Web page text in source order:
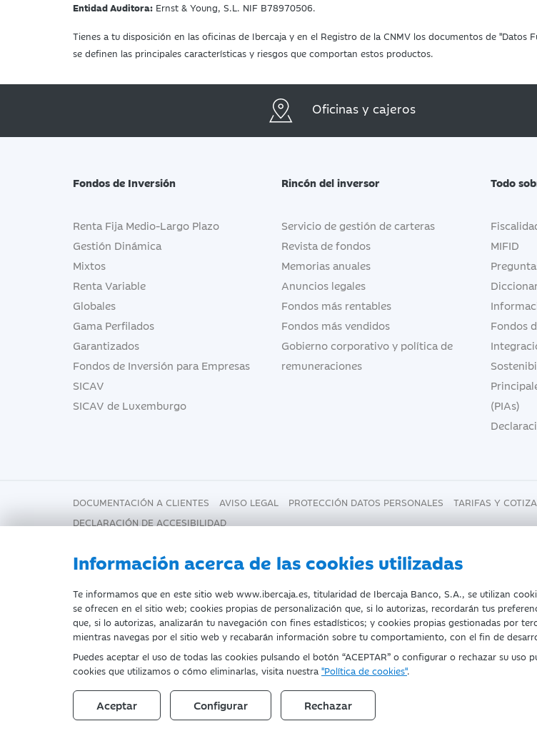
Información acerca de las cookies utilizadas
Te informamos que en este sitio web www.ibercaja.es, titularidad de Ibercaja Banco, S.A., se utilizan
se ofrecen en el sitio web; cookies propias de personalización que, si lo autorizas, recordarán tus
que, si lo autorizas, analizarán tu navegación con fines estadísticos; y cookies propias gestionadas por
mientras navegas por el sitio web y recabarán información sobre tu comportamiento, con el fin de
Puedes aceptar el uso de todas las cookies pulsando el botón “ACEPTAR” o configurar o rechazar su uso
cookies que utilizamos o cómo eliminarlas, visita nuestra "Política de cookies".
Aceptar Configurar Rechazar
Entidad Auditora: Ernst & Young, S.L. NIF B78970506.
Tienes a tu disposición en las oficinas de Ibercaja y en el Registro de la CNMV los documentos de
se definen las principales características y riesgos que comportan estos productos.
Oficinas y cajeros
Fondos de Inversión
Renta Fija Medio-Largo Plazo
Gestión Dinámica
Mixtos
Renta Variable
Globales
Gama Perfilados
Garantizados
Fondos de Inversión para Empresas
SICAV
SICAV de Luxemburgo
Rincón del inversor
Servicio de gestión de carteras
Revista de fondos
Memorias anuales
Anuncios legales
Fondos más rentables
Fondos más vendidos
Gobierno corporativo y política de
remuneraciones
Todo
MIFID
Fondos
(PIAs)
DOCUMENTACIÓN A CLIENTES AVISO LEGAL PROTECCIÓN DATOS PERSONALES TARIFAS Y
DECLARACIÓN DE ACCESIBILIDAD
Fecha de Edición: 07/08/2026
©Ibercaja Banco, S.A. - IBERCAJA - NIF. A-99319030 R.M. de Zaragoza
Entidad de Crédito inscrita en el Registro Especial del Banco de España con